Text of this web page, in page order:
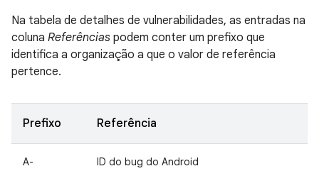
Na tabela de detalhes de vulnerabilidades, as entradas na
coluna Referências podem conter um prefixo que
identifica a organização a que o valor de referência
pertence.
Prefixo Referência
A- ID do bug do Android